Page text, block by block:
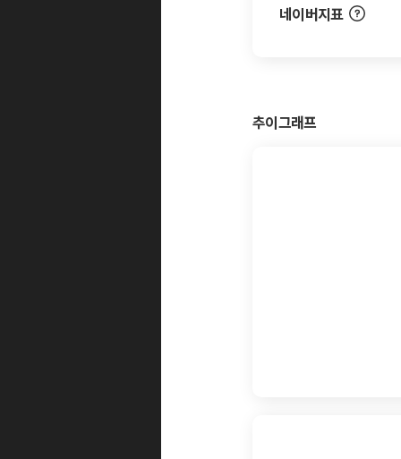
네이버지표
추이그래프